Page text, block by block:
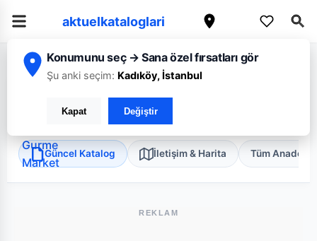
aktuelkataloglari
Konumunu seç → Sana özel fırsatları gör
Şu anki seçim: Kadıköy, İstanbul
Kapat Değiştir
Ana Sayfa/Ankara/ Anadolu Tat Gurme Market/Yaşamkent
Çankaya, Ankara
Güncel Katalog İletişim & Harita Tüm Anadolu
REKLAM